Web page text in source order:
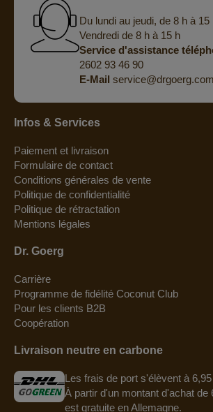
Du lundi au jeudi, de 8 h à 15
Vendredi de 8 h à 15 h
Service d'assistance
2602 93 46 90
E-Mail service@drgoerg.com
Infos & Services
Paiement et livraison
Formulaire de contact
Conditions générales de vente
Politique de confidentialité
Politique de rétractation
Mentions légales
Dr. Goerg
Carrière
Programme de fidélité Coconut Club
Pour les clients B2B
Coopération
Livraison neutre en carbone
Les frais de port s'élèvent à
À partir d'un montant d'achat de
est gratuite en Allemagne.